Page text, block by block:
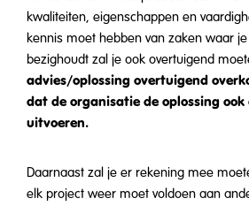
kwaliteiten, eigenschappen en
kennis moet hebben van zaken waar
bezighoudt zal je ook overtuigend
advies/oplossing overtuigend
dat de organisatie de oplossing
uitvoeren.
Daarnaast zal je er rekening mee
elk project weer moet voldoen aan